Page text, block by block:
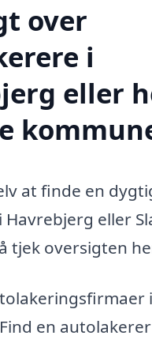
over
i
eller
at finde en
eller
tjek oversigten
i
en